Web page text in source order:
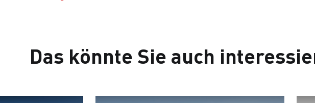
Das könnte Sie auch